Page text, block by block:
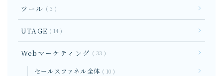
ツール 3
UTAGE 14
Webマーケティング 33
セールスファネル全体 10